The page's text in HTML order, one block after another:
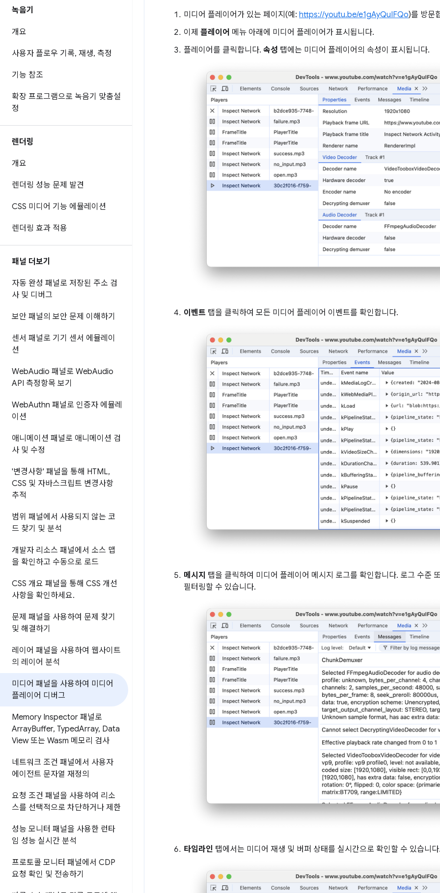
녹음기
개요
사용자 플로우 기록, 재생, 측정
기능 참조
확장 프로그램으로 녹음기 맞춤설
정
렌더링
개요
렌더링 성능 문제 발견
CSS 미디어 기능 에뮬레이션
렌더링 효과 적용
패널 더보기
자동 완성 패널로 저장된 주소 검
사 및 디버그
보안 패널의 보안 문제 이해하기
센서 패널로 기기 센서 에뮬레이
션
WebAudio 패널로 WebAudio
API 측정항목 보기
WebAuthn 패널로 인증자 에뮬레
이션
애니메이션 패널로 애니메이션 검
사 및 수정
'변경사항' 패널을 통해 HTML,
CSS 및 자바스크립트 변경사항
추적
범위 패널에서 사용되지 않는 코
드 찾기 및 분석
개발자 리소스 패널에서 소스 맵
을 확인하고 수동으로 로드
CSS 개요 패널을 통해 CSS 개선
사항을 확인하세요.
문제 패널을 사용하여 문제 찾기
및 해결하기
레이어 패널을 사용하여 웹사이트
의 레이어 분석
미디어 패널을 사용하여 미디어
플레이어 디버그
Memory Inspector 패널로
ArrayBuffer, TypedArray, Data
View 또는 Wasm 메모리 검사
네트워크 조건 패널에서 사용자
에이전트 문자열 재정의
요청 조건 패널을 사용하여 리소
스를 선택적으로 차단하거나 제한
성능 모니터 패널을 사용한 런타
임 성능 실시간 분석
프로토콜 모니터 패널에서 CDP
요청 확인 및 전송하기
미디어 플레이어가 있는 페이지(예: https://youtu.be/e1gAyQuIFQo)를 방문
이제 플레이어 메뉴 아래에 미디어 플레이어가 표시됩니다.
플레이어를 클릭합니다. 속성 탭에는 미디어 플레이어의 속성이 표시됩니다.
이벤트 탭을 클릭하여 모든 미디어 플레이어 이벤트를 확인합니다.
메시지 탭을 클릭하여 미디어 플레이어 메시지 로그를 확인합니다. 로그 수준
필터링할 수 있습니다.
타임라인 탭에서는 미디어 재생 및 버퍼 상태를 실시간으로 확인할 수 있습니